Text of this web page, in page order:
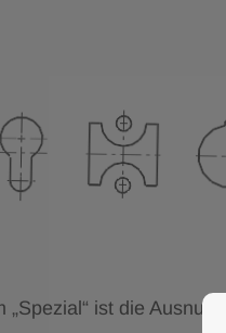
„Spezial“ ist die